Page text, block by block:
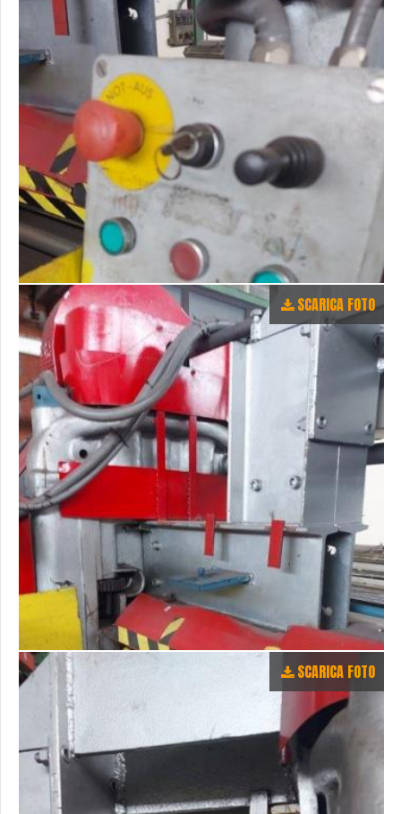
SCARICA FOTO
SCARICA FOTO